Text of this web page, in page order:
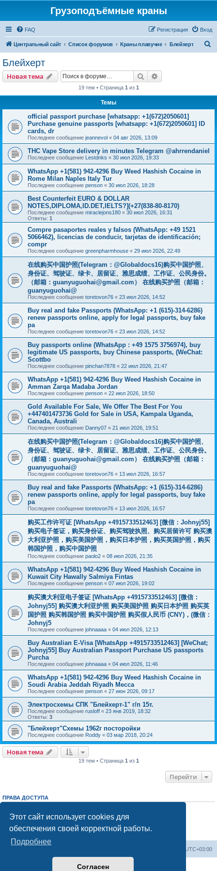
Этот сайт использует cookies для
обеспечения своей корректной работы.
Подробнее
Согласен
Грузоподъёмные краны
FAQ Вход
Регистрация
Центральный сайт Список форумов Краны плавучие Блейхерт
Блейхерт
Новая тема Поиск
19 тем • Страница 1 из 1
Темы
official passport purchase [whatsapp: +1(672)2050601]
Purchase genuine passports [whatsapp: +1(672)2050601] ID
cards, dr
Последнее сообщение jeannevol « 04 авг 2026, 13:09
THC Vape Store delivery in minutes Telegram @ahrrendaniel
Последнее сообщение Lestdnks « 30 июл 2026, 19:33
WhatsApp +1(581) 942-4296 Buy Weed Hashish Cocaine in
Rome Milan Naples Italy Tur
Последнее сообщение penson « 30 июл 2026, 18:28
Best Counterfeit EURO & DOLLAR
NOTES,DIPLOMA,ID.DET,IELTS?](+27(838-80-8170)
Последнее сообщение miraclejons180 « 30 июл 2026, 16:31
Ответы: 1
Compre pasaportes reales y falsos (WhatsApp: +49 1521
5066462), licencias de conducir, tarjetas de identificación;
compr
Последнее сообщение greenpharmhouse « 29 июл 2026, 22:49
在线购买中国护照(Telegram：@Globaldocs16)购买中国护照、
身份证、驾驶证、绿卡、居留证、雅思成绩、工作证、公民身份。
（邮箱： guanyuguohai@gmail.com ） 在线购买护照（邮箱：
guanyuguohai@
Последнее сообщение toretovon76 « 23 июл 2026, 14:52
Buy real and fake Passports (WhatsApp: +1 (615)-314-6286)
renew passports online, apply for legal passports, buy fake
pa
Последнее сообщение toretovon76 « 23 июл 2026, 14:52
Buy passports online (WhatsApp : +49 1575 3756974), buy
legitimate US passports, buy Chinese passports, (WeChat:
Scottbo
Последнее сообщение pinchan7878 « 22 июл 2026, 21:47
WhatsApp +1(581) 942-4296 Buy Weed Hashish Cocaine in
Amman Zarqa Madaba Jordan
Последнее сообщение penson « 22 июл 2026, 18:50
Gold Available For Sale, We Offer The Best For You
+447401473736 Gold for Sale in USA, Kampala Uganda,
Canada, Australi
Последнее сообщение Danny07 « 21 июл 2026, 19:51
在线购买中国护照(Telegram：@Globaldocs16)购买中国护照、
身份证、驾驶证、绿卡、居留证、雅思成绩、工作证、公民身份。
（邮箱： guanyuguohai@gmail.com ） 在线购买护照（邮箱：
guanyuguohai@
Последнее сообщение toretovon76 « 13 июл 2026, 16:57
Buy real and fake Passports (WhatsApp: +1 (615)-314-6286)
renew passports online, apply for legal passports, buy fake
pa
Последнее сообщение toretovon76 « 13 июл 2026, 16:57
购买工作许可证 [WhatsApp +4915733512463] [微信：Johnyj55]
购买电子签证，购买身份证、购买驾驶执照、购买居留许可 购买澳
大利亚护照，购买美国护照，购买日本护照，购买英国护照，购买
韩国护照，购买中国护照
Последнее сообщение paolo2 « 08 июл 2026, 21:35
WhatsApp +1(581) 942-4296 Buy Weed Hashish Cocaine in
Kuwait City Hawally Salmiya Fintas
Последнее сообщение penson « 07 июл 2026, 19:02
购买澳大利亚电子签证 [WhatsApp +4915733512463] [微信：
Johnyj55] 购买澳大利亚护照 购买美国护照 购买日本护照 购买英
国护照 购买韩国护照 购买中国护照 购买假人民币 (CNY)，(微信：
Johnyj5
Последнее сообщение johnaaaa « 04 июл 2026, 12:13
Buy Australian E-Visa [WhatsApp +4915733512463] [WeChat;
Johnyj55] Buy Australian Passport Purchase US passports
Purcha
Последнее сообщение johnaaaa « 04 июл 2026, 11:46
WhatsApp +1(581) 942-4296 Buy Weed Hashish Cocaine in
Soudi Arabia Jeddah Riyadh Mecca
Последнее сообщение penson « 27 июн 2026, 09:17
Электросхемы СПК "Блейхерт-1" г/п 15т.
Последнее сообщение rusloff « 23 янв 2019, 18:32
Ответы: 3
"Блейхерт"Схемы 1962г посторойки
Последнее сообщение Roddy « 03 мар 2018, 20:24
Новая тема
19 тем • Страница 1 из 1
Перейти
ПРАВА ДОСТУПА
Выне можетеотвечать на сообщения
Выне можетередактировать свои сообщения
Выне можетеудалять свои сообщения
добавлять вложения
UTC+03:00
Создано на основеphpBB® Forum Software © phpBB Limited